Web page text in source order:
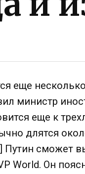
еще
министр
еще к
длятся
сможет
World. Он